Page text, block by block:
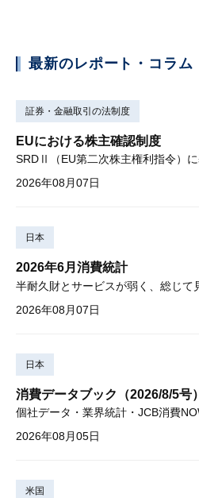
最新のレポート・コラム
証券・金融取引の法制度
EUにおける株主確認制度
2026年08月07日
日本
2026年6月消費統計
2026年08月07日
日本
消費データブック（2026/8/5号）
2026年08月05日
米国